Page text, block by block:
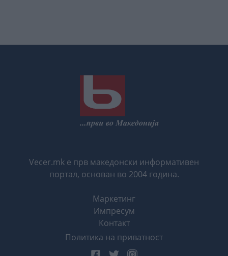
Vecer.mk е прв македонски информативен
портал, основан во 2004 година.
Маркетинг
Импресум
Контакт
Политика на приватност